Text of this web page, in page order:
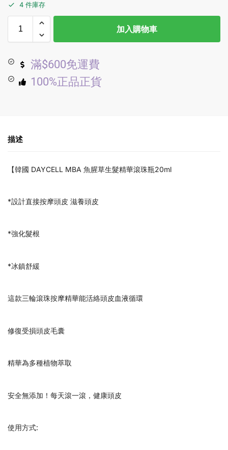
4 件庫存
加入購物車
滿$600免運費
100%正品正貨
描述
【韓國 DAYCELL MBA 魚腥草生髮精華滾珠瓶20ml
*設計直接按摩頭皮 滋養頭皮
*強化髮根
*冰鎮舒緩
這款三輪滾珠按摩精華能活絡頭皮血液循環
修復受損頭皮毛囊
精華為多種植物萃取
安全無添加！每天滾一滾，健康頭皮
使用方式: